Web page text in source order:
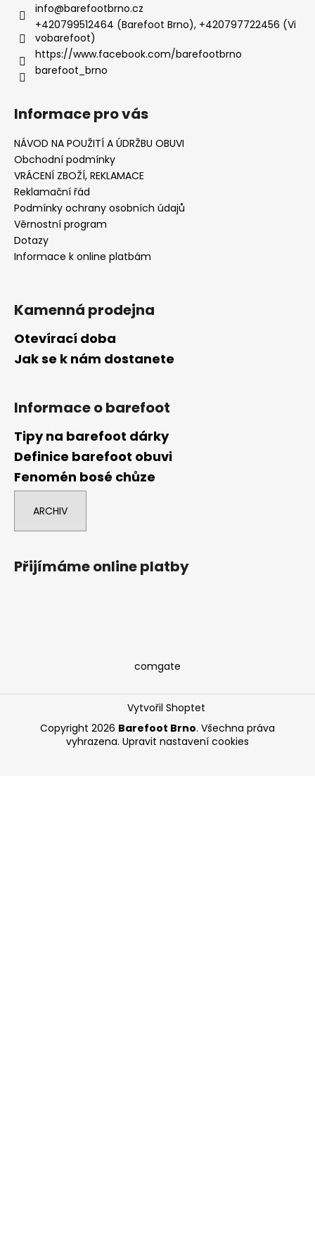
info@barefootbrno.cz
+420799512464 (Barefoot Brno), +420797722456 (Vi
vobarefoot)
https://www.facebook.com/barefootbrno
barefoot_brno
Informace pro vás
NÁVOD NA POUŽITÍ A ÚDRŽBU OBUVI
Obchodní podmínky
VRÁCENÍ ZBOŽÍ, REKLAMACE
Reklamační řád
Podmínky ochrany osobních údajů
Věrnostní program
Dotazy
Informace k online platbám
Kamenná prodejna
Otevírací doba
Jak se k nám dostanete
Informace o barefoot
Tipy na barefoot dárky
Definice barefoot obuvi
Fenomén bosé chůze
ARCHIV
Přijímáme online platby
comgate
Vytvořil Shoptet
Copyright 2026 Barefoot Brno. Všechna práva
vyhrazena. Upravit nastavení cookies